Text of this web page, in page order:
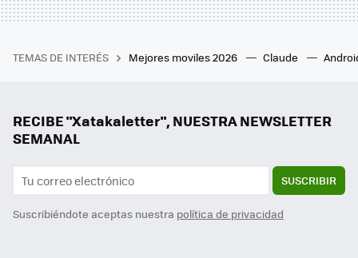
TEMAS DE INTERÉS Mejores moviles 2026 Claude
RECIBE "Xatakaletter", NUESTRA NEWSLETTER
SEMANAL
SUSCRIBIR
Suscribiéndote aceptas nuestra política de privacidad